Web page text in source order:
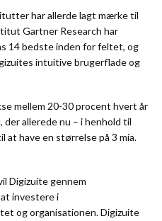
har allerde lagt mærke til
Gartner Research har
14 bedste inden for feltet, og
intuitive brugerflade og
mellem 20-30 procent hvert år
der allerede nu – i henhold til
at have en størrelse på 3 mia.
Digizuite gennem
investere i
og organisationen. Digizuite